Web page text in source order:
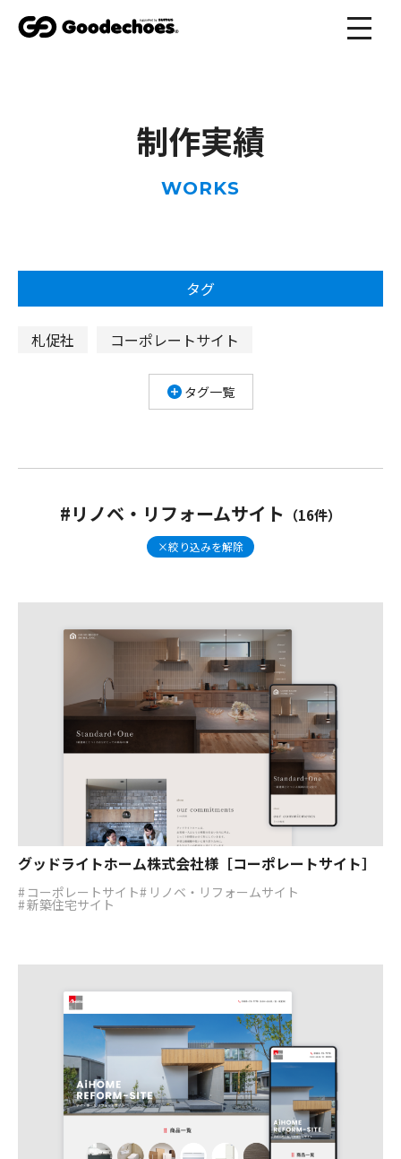
制作実績
WORKS
タグ
札促社
コーポレートサイト
非住宅サイト
オーナーサイト
シミュレーションサイト
採用サイト
新築住宅サイト 異業種サイト
タグ一覧
#リノベ・リフォームサイト （16件）
×絞り込みを解除
グッドライトホーム株式会社様［コーポレートサイト］
コーポレートサイト リノベ・リフォームサイト
新築住宅サイト